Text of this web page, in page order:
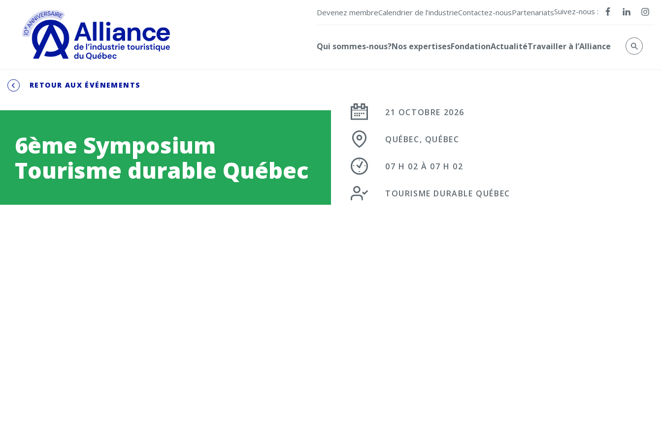
Devenez membreCalendrier de l’industrieContactez-nousPartenariatsSuivez-nous :
Qui sommes-nous?Nos expertisesFondationActualitéTravailler à l’Alliance
RETOUR AUX ÉVÉNEMENTS
6ème Symposium
Tourisme durable Québec
21 OCTOBRE 2026
QUÉBEC, QUÉBEC
07 H 02 À 07 H 02
TOURISME DURABLE QUÉBEC